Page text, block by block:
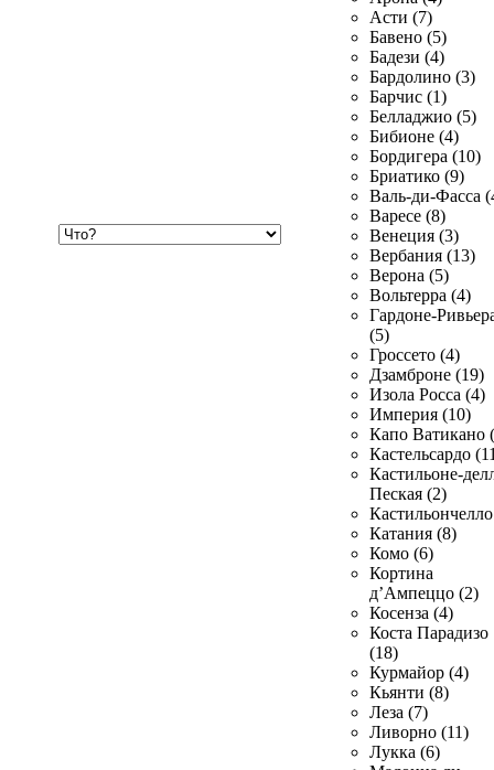
Асти (7)
Бавено (5)
Бадези (4)
Бардолино (3)
Барчис (1)
Белладжио (5)
Бибионе (4)
Бордигера (10)
Бриатико (9)
Валь-ди-Фасса
Варесе (8)
Венеция (3)
Вербания (13)
Верона (5)
Вольтерра (4)
Гардоне-
(5)
Гроссето (4)
Дзамброне (19)
Изола Росса (4)
Империя (10)
Капо Ватикано
Кастельсардо
Кастильоне-
Пеская (2)
Катания (8)
Комо (6)
Кортина
д’Ампеццо (2)
Косенза (4)
Коста Парадизо
(18)
Курмайор (4)
Кьянти (8)
Леза (7)
Ливорно (11)
Лукка (6)